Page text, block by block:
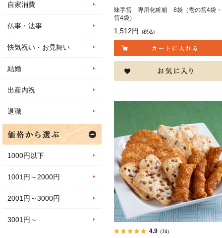
味手筥 専用化粧箱 8袋（壱の筥4袋
筥4袋）
1,512円 (税込)
4.9（74）
自家消費
仏事・法事
快気祝い・お見舞い
結婚
出産内祝
退職
1000円以下
1001円～2000円
2001円～3000円
3001円～